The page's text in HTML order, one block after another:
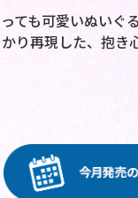
も可愛いぬいぐる
再現した、抱き